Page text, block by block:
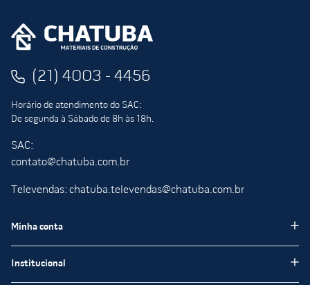
(21) 4003 - 4456
Horário de atendimento do SAC:
De segunda à Sábado de 8h às 18h.
SAC:
contato@chatuba.com.br
Televendas: chatuba.televendas@chatuba.com.br
Minha conta
Institucional